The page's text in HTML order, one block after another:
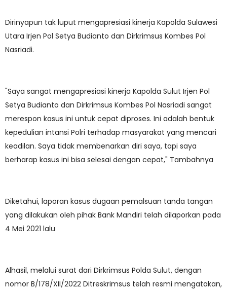
Dirinyapun tak luput mengapresiasi kinerja Kapolda Sulawesi
Utara Irjen Pol Setya Budianto dan Dirkrimsus Kombes Pol
Nasriadi.
"Saya sangat mengapresiasi kinerja Kapolda Sulut Irjen Pol
Setya Budianto dan Dirkrimsus Kombes Pol Nasriadi sangat
merespon kasus ini untuk cepat diproses. Ini adalah bentuk
kepedulian intansi Polri terhadap masyarakat yang mencari
keadilan. Saya tidak membenarkan diri saya, tapi saya
berharap kasus ini bisa selesai dengan cepat," Tambahnya
Diketahui, laporan kasus dugaan pemalsuan tanda tangan
yang dilakukan oleh pihak Bank Mandiri telah dilaporkan pada
4 Mei 2021 lalu
Alhasil, melalui surat dari Dirkrimsus Polda Sulut, dengan
nomor B/178/XII/2022 Ditreskrimsus telah resmi mengatakan,